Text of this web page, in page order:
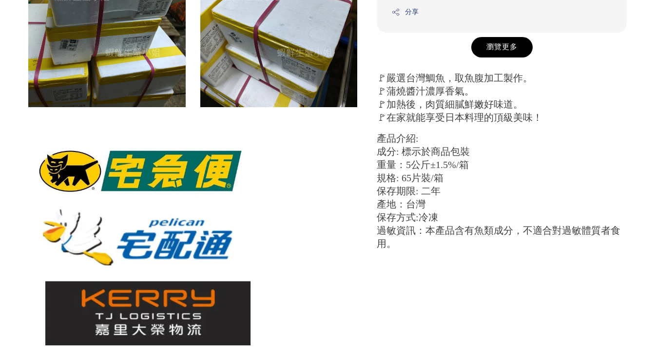
分享
瀏覽更多
🚩嚴選台灣鯛魚，取魚腹加工製作。
🚩蒲燒醬汁濃厚香氣。
🚩加熱後，肉質細膩鮮嫩好味道。
🚩在家就能享受日本料理的頂級美味！
產品介紹:
成分: 標示於商品包裝
重量：5公斤±1.5%/箱
規格: 65片裝/箱
保存期限: 二年
產地：台灣
保存方式:冷凍
過敏資訊：本產品含有魚類成分，不適合對過敏體質者食
用。